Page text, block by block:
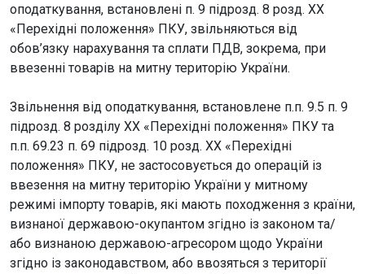
оподаткування, встановлені п. 9 підрозд. 8 розд. ХХ
«Перехідні положення» ПКУ, звільняються від
обов’язку нарахування та сплати ПДВ, зокрема, при
ввезенні товарів на митну територію України.
Звільнення від оподаткування, встановлене п.п. 9.5 п. 9
підрозд. 8 розділу ХХ «Перехідні положення» ПКУ та
п.п. 69.23 п. 69 підрозд. 10 розд. ХХ «Перехідні
положення» ПКУ, не застосовується до операцій із
ввезення на митну територію України у митному
режимі імпорту товарів, які мають походження з країни,
визнаної державою-окупантом згідно із законом та/
або визнаною державою-агресором щодо України
згідно із законодавством, або ввозяться з території